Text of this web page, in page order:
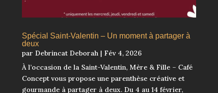
Spécial Saint-Valentin – Un moment à partager à
deux
par Debrincat Deborah| Fév 4, 2026
À l’occasion de la Saint-Valentin, Mère & Fille – Café
Concept vous propose une parenthèse créative et
gourmande à partager à deux. Du 4 au 14 février,